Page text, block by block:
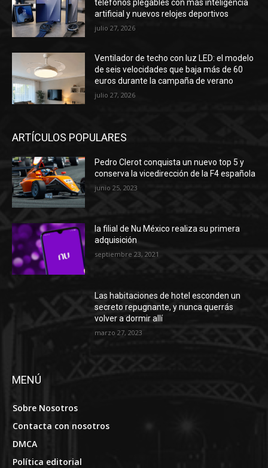
teléfonos plegables con más inteligencia
artificial y nuevos relojes deportivos
julio 27, 2026
Ventilador de techo con luz LED: el modelo
de seis velocidades que baja más de 60
euros durante la campaña de verano
julio 27, 2026
ARTÍCULOS POPULARES
Pedro Clerot conquista un nuevo top 5 y
conserva la vicedirección de la F4 española
junio 25, 2023
la filial de Nu México realiza su primera
adquisición
septiembre 23, 2021
Las habitaciones de hotel esconden un
secreto repugnante, y nunca querrás
volver a dormir allí
marzo 27, 2023
MENÚ
Sobre Nosotros
Contacta con nosotros
DMCA
Política editorial